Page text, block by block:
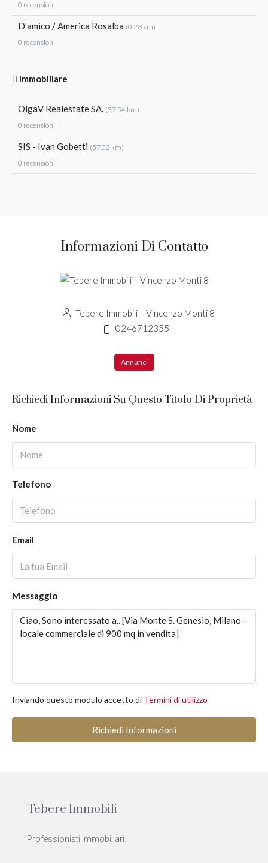
0 recensioni
D'amico / America Rosalba (0.28 km)
0 recensioni
Immobiliare
OlgaV Realestate SA. (37.54 km)
0 recensioni
SIS - Ivan Gobetti (57.02 km)
0 recensioni
Informazioni Di Contatto
Tebere Immobili – Vincenzo Monti 8
0246712355
Annunci
Richiedi Informazioni Su Questo Titolo Di Proprietà
Nome
Telefono
Email
Messaggio
Inviando questo modulo accetto di Termini di utilizzo
Richiedi Informazioni
Tebere Immobili
Professionisti immobiliari.